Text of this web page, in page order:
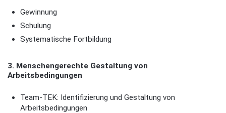
Gewinnung
Schulung
Systematische Fortbildung
3. Menschengerechte Gestaltung von
Arbeitsbedingungen
Team-TEK: Identifizierung und Gestaltung von
Arbeitsbedingungen